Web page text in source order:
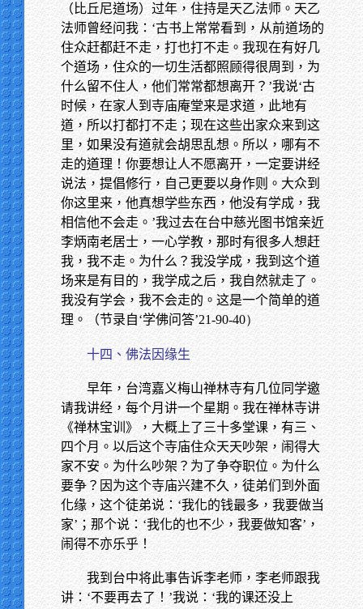
（比丘尼道场）过年，住持是天乙法师。天乙
法师曾经问我：‘古书上常常看到，从前道场的
住众赶都赶不走，打也打不走。我现在有好几
个道场，住众的一切生活都照顾得很周到，为
什么留不住人，他们常常都想离开？’我说‘古
时候，在家人到寺庙庵堂来是求道，此地有
道，所以打都打不走；现在这些出家众来到这
里，如果没有道就会胡思乱想。所以，哪有不
走的道理！你要想让人不愿离开，一定要讲经
说法，提倡修行，自己更要以身作则。大众到
你这里来，他真想学些东西，他没有学成，我
相信他不会走。’我过去在台中慈光图书馆亲近
李炳南老居士，一心学教，那时有很多人想赶
我，我不走。为什么？我没学成，我到这个道
场来是有目的，我学成之后，我自然就走了。
我没有学会，我不会走的。这是一个简单的道
理。（节录自‘学佛问答’21-90-40）
十四、佛法因缘生
早年，台湾嘉义梅山禅林寺有几位同学邀
请我讲经，每个月讲一个星期。我在禅林寺讲
《禅林宝训》，大概上了三十多堂课，有三、
四个月。以后这个寺庙住众天天吵架，闹得大
家不安。为什么吵架？为了争夺职位。为什么
要争？因为这个寺庙兴建不久，徒弟们到外面
化缘，这个徒弟说：‘我化的钱最多，我要做当
家’；那个说：‘我化的也不少，我要做知客’，
闹得不亦乐乎！
我到台中将此事告诉李老师，李老师跟我
讲：‘不要再去了！’我说：‘我的课还没上